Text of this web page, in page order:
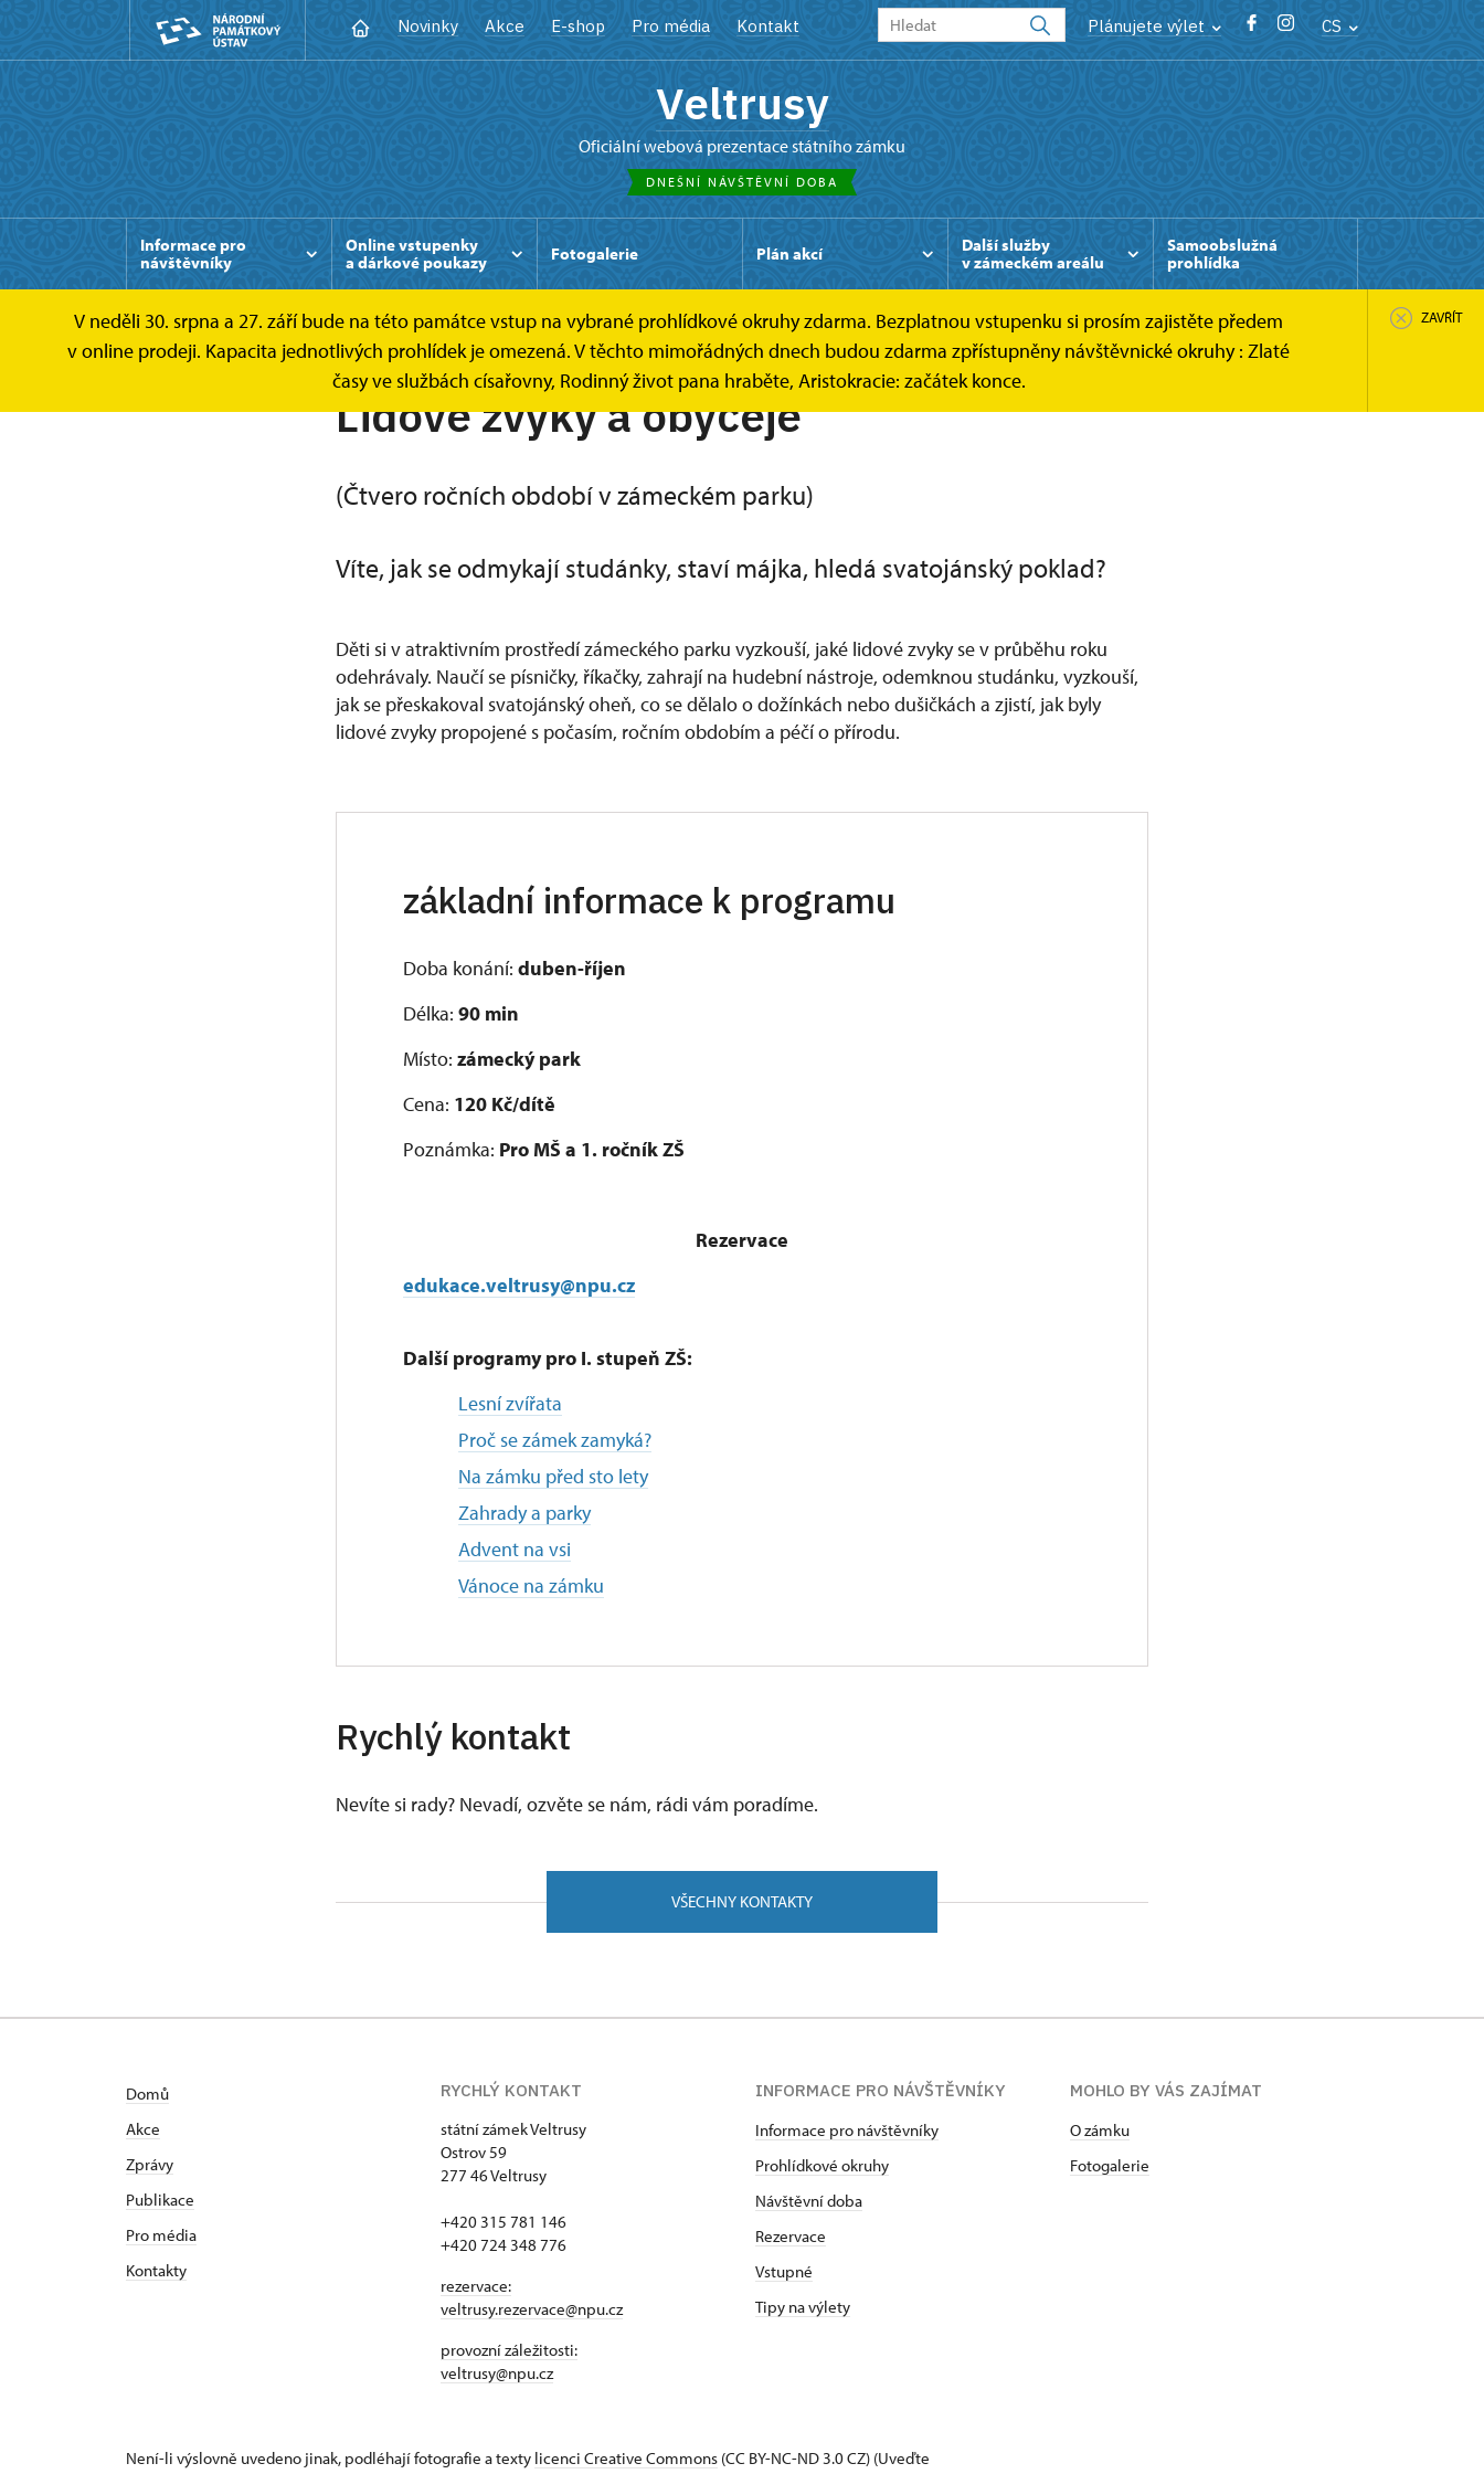
Novinky Akce E-shop Pro média Kontakt Plánujete výlet CS
Veltrusy
oficiální webová prezentace státního zámku
DNEŠNÍ NÁVŠTĚVNÍ DOBA
Informace pro
návštěvníky
Online vstupenky
a dárkové poukazy
Fotogalerie Plán akcí
Další služby
v zámeckém areálu
Samoobslužná
prohlídka
V neděli 30. srpna a 27. září bude na této památce vstup na vybrané prohlídkové okruhy zdarma. Bezplatnou vstupenku si prosím zajistěte předem
v online prodeji. Kapacita jednotlivých prohlídek je omezená. V těchto mimořádných dnech budou zdarma zpřístupněny návštěvnické okruhy : Zlaté
časy ve službách císařovny, Rodinný život pana hraběte, Aristokracie: začátek konce.
ZAVŘÍT
Lidové zvyky a obyčeje
(Čtvero ročních období v zámeckém parku)
Víte, jak se odmykají studánky, staví májka, hledá svatojánský poklad?
Děti si v atraktivním prostředí zámeckého parku vyzkouší, jaké lidové zvyky se v průběhu roku
odehrávaly. Naučí se písničky, říkačky, zahrají na hudební nástroje, odemknou studánku, vyzkouší,
jak se přeskakoval svatojánský oheň, co se dělalo o dožínkách nebo dušičkách a zjistí, jak byly
lidové zvyky propojené s počasím, ročním obdobím a péčí o přírodu.
základní informace k programu
Doba konání: duben-říjen
Délka: 90 min
Místo: zámecký park
Cena: 120 Kč/dítě
Poznámka: Pro MŠ a 1. ročník ZŠ
Rezervace
edukace.veltrusy@npu.cz
Další programy pro I. stupeň ZŠ:
Lesní zvířata
Proč se zámek zamyká?
Na zámku před sto lety
Zahrady a parky
Advent na vsi
Vánoce na zámku
Rychlý kontakt
Nevíte si rady? Nevadí, ozvěte se nám, rádi vám poradíme.
VŠECHNY KONTAKTY
Domů
Akce
Zprávy
Publikace
Pro média
Kontakty
RYCHLÝ KONTAKT
státní zámek Veltrusy
Ostrov 59
277 46 Veltrusy
+420 315 781 146
+420 724 348 776
rezervace:
veltrusy.rezervace@npu.cz
provozní záležitosti:
veltrusy@npu.cz
INFORMACE PRO NÁVŠTĚVNÍKY
Informace pro návštěvníky
Prohlídkové okruhy
Návštěvní doba
Rezervace
Vstupné
Tipy na výlety
MOHLO BY VÁS ZAJÍMAT
O zámku
Fotogalerie
Není-li výslovně uvedeno jinak, podléhají fotografie a texty licenci Creative Commons (CC BY-NC-ND 3.0 CZ) (Uveďte